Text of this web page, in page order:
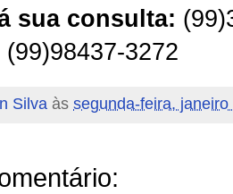
sua consulta:
(99)98437-3272
Silva às segunda-feira, janeiro